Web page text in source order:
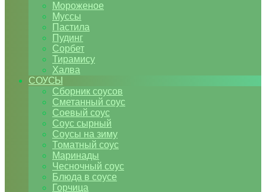
Мороженое
Муссы
Пастила
Пудинг
Сорбет
Тирамису
Халва
СОУСЫ
Сборник соусов
Сметанный соус
Соевый соус
Соус сырный
Соусы на зиму
Томатный соус
Маринады
Чесночный соус
Блюда в соусе
Горчица